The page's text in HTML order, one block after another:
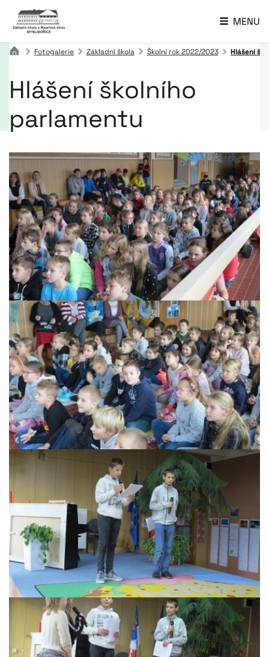
MENU
Fotogalerie Základní škola Školní rok 2022/2023 Hlášení
Hlášení školního
parlamentu